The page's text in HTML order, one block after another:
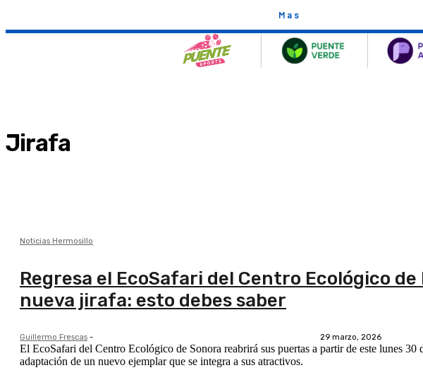
Mas
Jirafa
Noticias Hermosillo
Regresa el EcoSafari del Centro Ecológico
nueva jirafa: esto debes saber
Guillermo Frescas - 29 marzo, 2026
El EcoSafari del Centro Ecológico de Sonora reabrirá sus puertas a partir de este lunes
adaptación de un nuevo ejemplar que se integra a sus atractivos.